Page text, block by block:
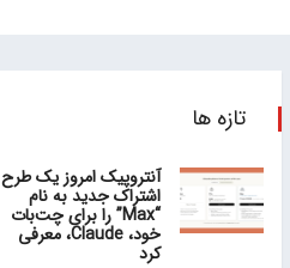
تازه ها
آنتروپیک امروز یک طرح
اشتراک جدید به نام
“Max” را برای چت‌بات
خود، Claude، معرفی
کرد